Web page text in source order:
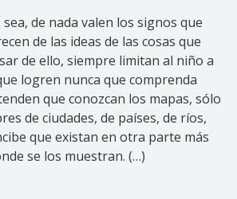
de nada valen los signos que
de las ideas de las cosas que
de ello, siempre limitan al niño a
logren nunca que comprenda
que conozcan los mapas, sólo
de ciudades, de países, de ríos,
que existan en otra parte más
se los muestran. (…)